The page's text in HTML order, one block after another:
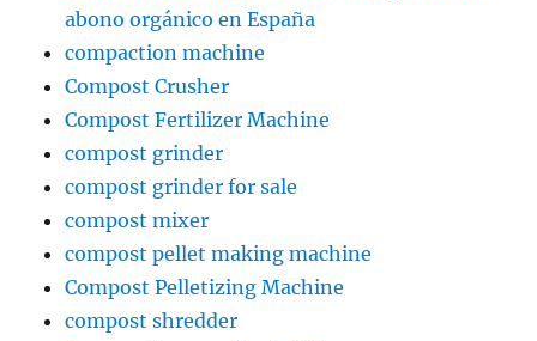
abono orgánico en España
compaction machine
Compost Crusher
Compost Fertilizer Machine
compost grinder
compost grinder for sale
compost mixer
compost pellet making machine
Compost Pelletizing Machine
compost shredder